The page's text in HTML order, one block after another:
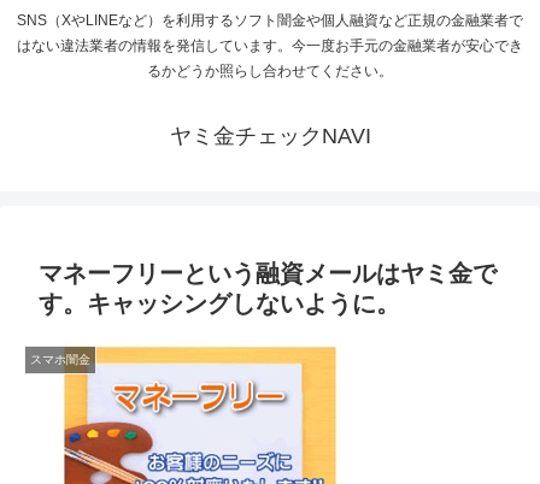
SNS（XやLINEなど）を利用するソフト闇金や個人融資など正規の金融業者で
はない違法業者の情報を発信しています。今一度お手元の金融業者が安心でき
るかどうか照らし合わせてください。
ヤミ金チェックNAVI
マネーフリーという融資メールはヤミ金で
す。キャッシングしないように。
スマホ闇金